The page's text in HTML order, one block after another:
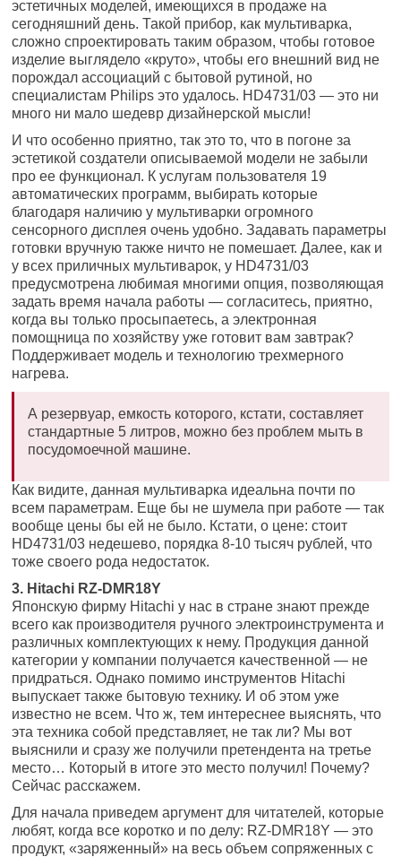
эстетичных моделей, имеющихся в продаже на
сегодняшний день. Такой прибор, как мультиварка,
сложно спроектировать таким образом, чтобы готовое
изделие выглядело «круто», чтобы его внешний вид не
порождал ассоциаций с бытовой рутиной, но
специалистам Philips это удалось. HD4731/03 — это ни
много ни мало шедевр дизайнерской мысли!
И что особенно приятно, так это то, что в погоне за
эстетикой создатели описываемой модели не забыли
про ее функционал. К услугам пользователя 19
автоматических программ, выбирать которые
благодаря наличию у мультиварки огромного
сенсорного дисплея очень удобно. Задавать параметры
готовки вручную также ничто не помешает. Далее, как и
у всех приличных мультиварок, у HD4731/03
предусмотрена любимая многими опция, позволяющая
задать время начала работы — согласитесь, приятно,
когда вы только просыпаетесь, а электронная
помощница по хозяйству уже готовит вам завтрак?
Поддерживает модель и технологию трехмерного
нагрева.
А резервуар, емкость которого, кстати, составляет
стандартные 5 литров, можно без проблем мыть в
посудомоечной машине.
Как видите, данная мультиварка идеальна почти по
всем параметрам. Еще бы не шумела при работе — так
вообще цены бы ей не было. Кстати, о цене: стоит
HD4731/03 недешево, порядка 8-10 тысяч рублей, что
тоже своего рода недостаток.
3. Hitachi RZ-DMR18Y
Японскую фирму Hitachi у нас в стране знают прежде
всего как производителя ручного электроинструмента и
различных комплектующих к нему. Продукция данной
категории у компании получается качественной — не
придраться. Однако помимо инструментов Hitachi
выпускает также бытовую технику. И об этом уже
известно не всем. Что ж, тем интереснее выяснять, что
эта техника собой представляет, не так ли? Мы вот
выяснили и сразу же получили претендента на третье
место… Который в итоге это место получил! Почему?
Сейчас расскажем.
Для начала приведем аргумент для читателей, которые
любят, когда все коротко и по делу: RZ-DMR18Y — это
продукт, «заряженный» на весь объем сопряженных с